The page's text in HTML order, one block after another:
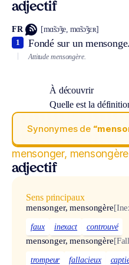
adjectif
FR [mɑ̃sɔ̃ʒe, mɑ̃sɔ̃ʒɛʀ]
Fondé sur un mensonge.
1
Attitude mensongère.
À découvrir
Quelle est la
Synonymes de
mensonger, mensongère
adjectif
Sens principaux
mensonger, mensongère
faux inexact controuvé
mensonger, mensongère
trompeur fallacieux